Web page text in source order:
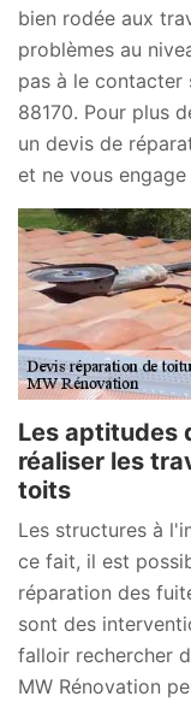
bien rodée aux
problèmes au
pas à le contacter
88170. Pour plus
un devis de
et ne vous engage
Les aptitudes
réaliser les
toits
Les structures à
ce fait, il est
réparation des
sont des
falloir rechercher
MW Rénovation